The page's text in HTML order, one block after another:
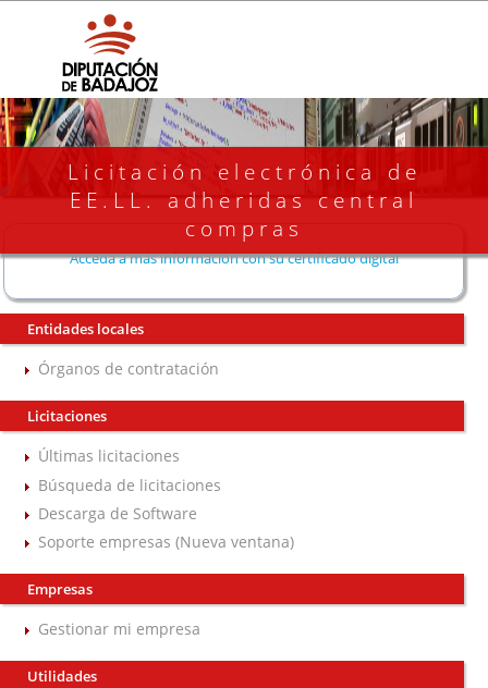
Licitación electrónica de
EE.LL. adheridas central
compras
Acceda a más información con su certificado digital
Entidades locales
Órganos de contratación
Licitaciones
Últimas licitaciones
Búsqueda de licitaciones
Descarga de Software
Soporte empresas (Nueva ventana)
Empresas
Gestionar mi empresa
Utilidades